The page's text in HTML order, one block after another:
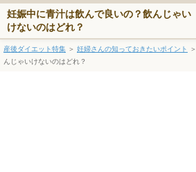
妊娠中に青汁は飲んで良いの？飲んじゃい
けないのはどれ？
産後ダイエット特集 ＞ 妊婦さんの知っておきたいポイント ＞
んじゃいけないのはどれ？